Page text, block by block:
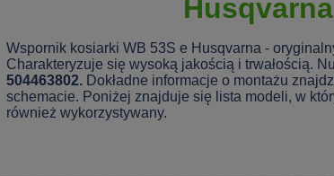
Husqvarna
Wspornik kosiarki WB 53S e Husqvarna -
Charakteryzuje się wysoką jakością i trwałością.
504463802. Dokładne informacje o montażu
schemacie. Poniżej znajduje się lista modeli, w
również wykorzystywany.